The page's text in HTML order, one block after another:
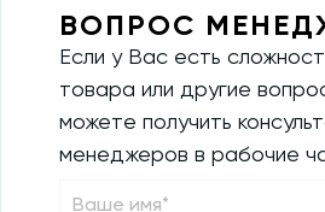
ВОПРОС
Если у Вас есть
товара или другие
можете получить
менеджеров в рабочие